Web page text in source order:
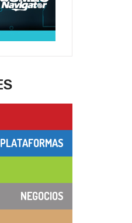
PLATAFORMAS
NEGOCIOS